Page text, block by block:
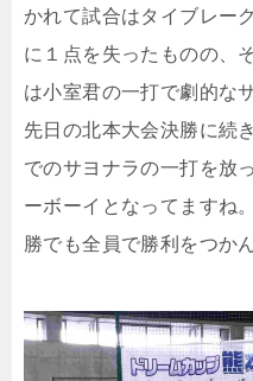
かれて試合はタイブレー
に１点を失ったものの、
は小室君の一打で劇的な
先日の北本大会決勝に続
でのサヨナラの一打を放
ーボーイとなってますね
勝でも全員で勝利をつか